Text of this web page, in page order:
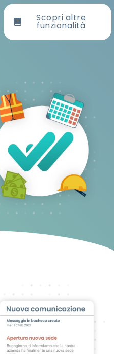
Scopri altre
funzionalità